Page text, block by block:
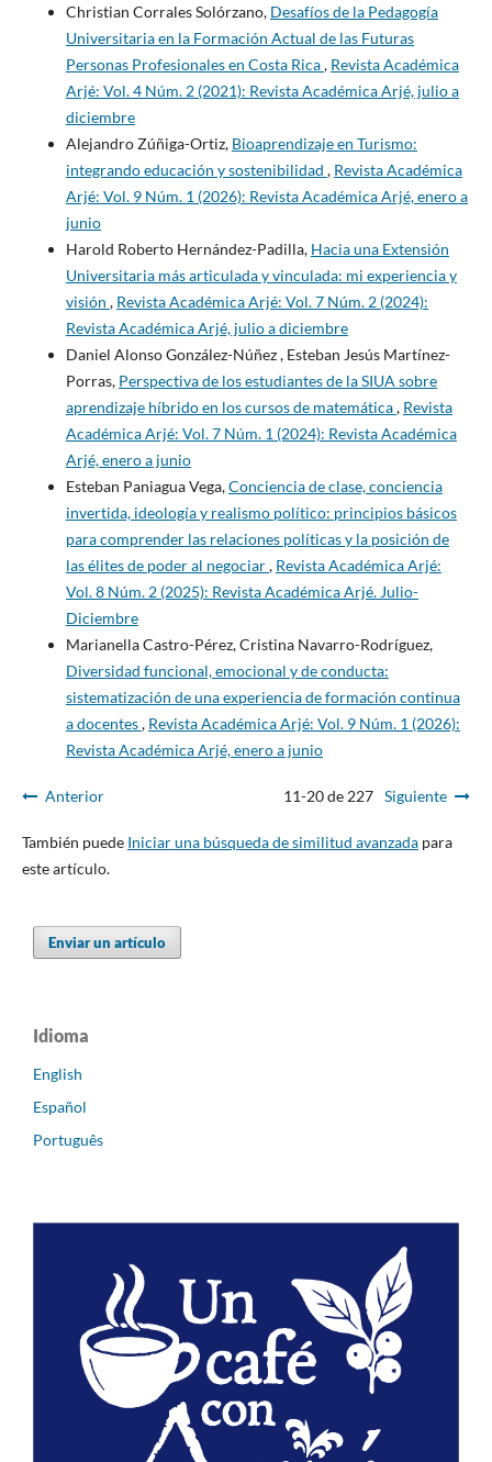
Christian Corrales Solórzano, Desafíos de la Pedagogía
Universitaria en la Formación Actual de las Futuras
Personas Profesionales en Costa Rica, Revista Académica
Arjé: Vol. 4 Núm. 2 (2021): Revista Académica Arjé, julio a
diciembre
Alejandro Zúñiga-Ortiz, Bioaprendizaje en Turismo:
integrando educación y sostenibilidad , Revista Académica
Arjé: Vol. 9 Núm. 1 (2026): Revista Académica Arjé, enero a
junio
Harold Roberto Hernández-Padilla, Hacia una Extensión
Universitaria más articulada y vinculada: mi experiencia y
visión , Revista Académica Arjé: Vol. 7 Núm. 2 (2024):
Revista Académica Arjé, julio a diciembre
Daniel Alonso González-Núñez , Esteban Jesús Martínez-
Porras, Perspectiva de los estudiantes de la SIUA sobre
aprendizaje híbrido en los cursos de matemática, Revista
Académica Arjé: Vol. 7 Núm. 1 (2024): Revista Académica
Arjé, enero a junio
Esteban Paniagua Vega,Conciencia de clase, conciencia
invertida, ideología y realismo político: principios básicos
para comprender las relaciones políticas y la posición de
las élites de poder al negociar, Revista Académica Arjé:
Vol. 8 Núm. 2 (2025): Revista Académica Arjé. Julio-
Diciembre
Marianella Castro-Pérez, Cristina Navarro-Rodríguez,
Diversidad funcional, emocional y de conducta:
sistematización de una experiencia de formación continua
a docentes, Revista Académica Arjé: Vol. 9 Núm. 1 (2026):
Revista Académica Arjé, enero a junio
Anterior 11-20 de 227 Siguiente
También puede Iniciar una búsqueda de similitud avanzadapara
este artículo.
Enviar un artículo
Idioma
English
Español
Português